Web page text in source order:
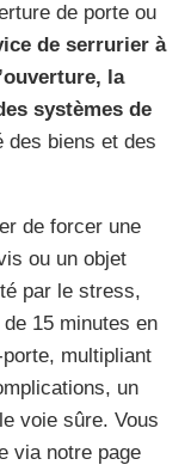
de porte ou
de serrurier à
la
systèmes de
biens et des
de forcer une
ou un objet
par le stress,
15 minutes en
multipliant
un
voie sûre. Vous
via notre page